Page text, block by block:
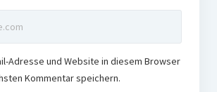
Adresse und Website in diesem Browser
Kommentar speichern.